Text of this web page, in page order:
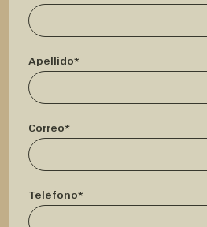
Apellido*
Correo*
Teléfono*